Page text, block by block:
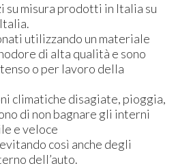
su misura prodotti in Italia su
utilizzando un materiale
di alta qualità e sono
o per lavoro della
climatiche disagiate, pioggia,
di non bagnare gli interni
e veloce
così anche degli
dell’auto.